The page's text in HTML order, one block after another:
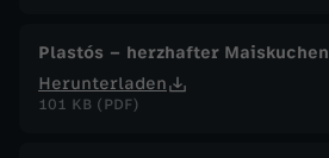
Plastós – herzhafter Maiskuchen
Herunterladen
101 KB (PDF)